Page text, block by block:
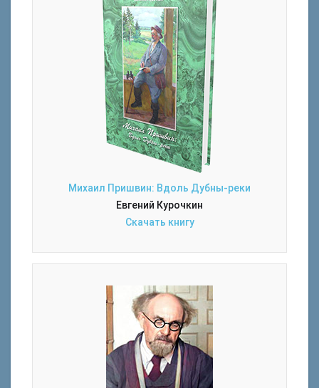
Михаил Пришвин: Вдоль Дубны-реки
Евгений Курочкин
Скачать книгу